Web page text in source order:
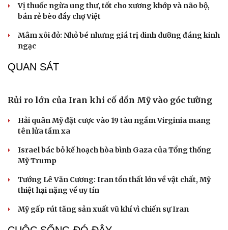
Vị thuốc ngừa ung thư, tốt cho xương khớp và não bộ,
bán rẻ bèo đầy chợ Việt
Mâm xôi đỏ: Nhỏ bé nhưng giá trị dinh dưỡng đáng kinh
ngạc
QUAN SÁT
Rủi ro lớn của Iran khi cố dồn Mỹ vào góc tường